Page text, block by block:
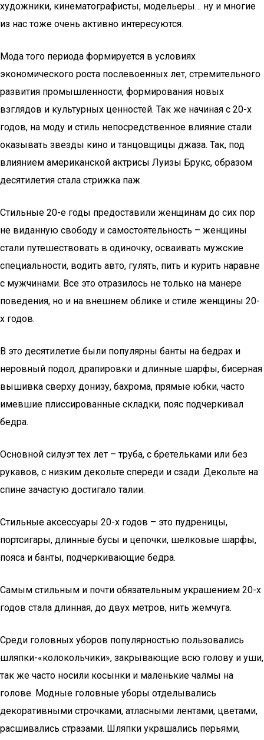
художники, кинематографисты, модельеры… ну и многие
из нас тоже очень активно интересуются.
Мода того периода формируется в условиях
экономического роста послевоенных лет, стремительного
развития промышленности, формирования новых
взглядов и культурных ценностей. Так же начиная с 20-х
годов, на моду и стиль непосредственное влияние стали
оказывать звезды кино и танцовщицы джаза. Так, под
влиянием американской актрисы Луизы Брукс, образом
десятилетия стала стрижка паж.
Стильные 20-е годы предоставили женщинам до сих пор
не виданную свободу и самостоятельность – женщины
стали путешествовать в одиночку, осваивать мужские
специальности, водить авто, гулять, пить и курить наравне
с мужчинами. Все это отразилось не только на манере
поведения, но и на внешнем облике и стиле женщины 20-
х годов.
В это десятилетие были популярны банты на бедрах и
неровный подол, драпировки и длинные шарфы, бисерная
вышивка сверху донизу, бахрома, прямые юбки, часто
имевшие плиссированные складки, пояс подчеркивал
бедра.
Основной силуэт тех лет – труба, с бретельками или без
рукавов, с низким декольте спереди и сзади. Декольте на
спине зачастую достигало талии.
Стильные аксессуары 20-х годов – это пудреницы,
портсигары, длинные бусы и цепочки, шелковые шарфы,
пояса и банты, подчеркивающие бедра.
Самым стильным и почти обязательным украшением 20-х
годов стала длинная, до двух метров, нить жемчуга.
Среди головных уборов популярностью пользовались
шляпки-«колокольчики», закрывающие всю голову и уши,
так же часто носили косынки и маленькие чалмы на
голове. Модные головные уборы отделывались
декоративными строчками, атласными лентами, цветами,
расшивались стразами. Шляпки украшались перьями,